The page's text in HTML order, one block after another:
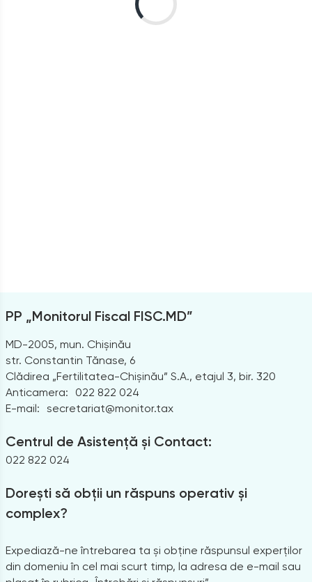
PP „Monitorul Fiscal FISC.MD”
MD-2005, mun. Chișinău
str. Constantin Tănase, 6
Clădirea „Fertilitatea-Chișinău” S.A., etajul 3, bir. 320
Anticamera:
022 822 024
E-mail: secretariat@monitor.tax
Centrul de Asistență și Contact:
022 822 024
Dorești să obții un răspuns operativ și
complex?
Expediază-ne întrebarea ta și obține răspunsul experților
din domeniu în cel mai scurt timp, la adresa de e-mail sau